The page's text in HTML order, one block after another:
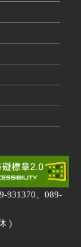
931370、089-
)